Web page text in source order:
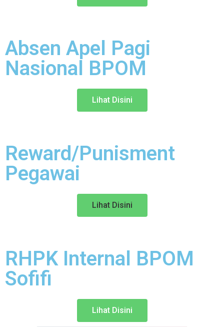
Absen Apel Pagi
Nasional BPOM
Lihat Disini
Reward/Punisment
Pegawai
Lihat Disini
RHPK Internal BPOM
Sofifi
Lihat Disini